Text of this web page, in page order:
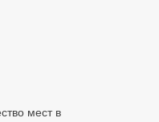
мест в